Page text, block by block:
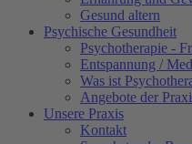
Gesund altern
Psychische Gesundheit
Psychotherapie -
Entspannung /
Was ist
Angebote der
Unsere Praxis
Kontakt